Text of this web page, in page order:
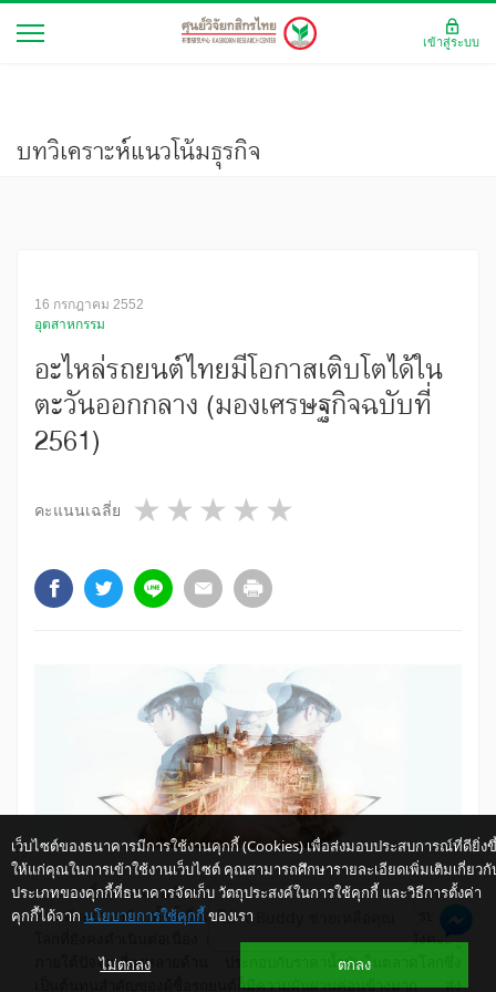
บทวิเคราะห์แนวโน้มธุรกิจ
16 กรกฎาคม 2552
อุตสาหกรรม
อะไหล่รถยนต์ไทยมีโอกาสเติบโตได้ใน
ตะวันออกกลาง (มองเศรษฐกิจฉบับที่
2561)
คะแนนเฉลี่ย 4 stars
3 stars
2 stars
1 star
ชิ้นส่วนรถยนต์ไทยปัจจุบันกำลังประสบปัญหายอดการส่งออก
ที่หดตัวอย่างหนัก ทั้งนี้เนื่องมาจากสาเหตุสำคัญ คือ วิกฤติเศรษฐกิจ
โลกที่ยังคงดำเนินต่อเนื่อง และทิศทางการฟื้นตัวอย่างมั่นคงยังคงอยู่
ภายใต้ปัจจัยเสี่ยงหลายด้าน ประกอบกับราคาน้ำมันในตลาดโลกซึ่ง
เป็นต้นทุนสำคัญของผู้ซื้อรถยนต์ก็มีความผันผวนค่อนข้างมาก ส่ง
เว็บไซต์ของธนาคารมีการใช้งานคุกกี้ (Cookies) เพื่อส่งมอบประสบการณ์ที่ดียิ่ง
ให้แก่คุณในการเข้าใช้งานเว็บไซต์ คุณสามารถศึกษารายละเอียดเพิ่มเติมเกี่ยวกั
ประเภทของคุกกี้ที่ธนาคารจัดเก็บ วัตถุประสงค์ในการใช้คุกกี้ และวิธีการตั้งค่า
คุกกี้ได้จาก นโยบายการใช้คุกกี้ ของเรา
ไม่ตกลง ตกลง
เข้าสู่ระบบ
ให้ K-Buddy ช่วยเหลือคุณ